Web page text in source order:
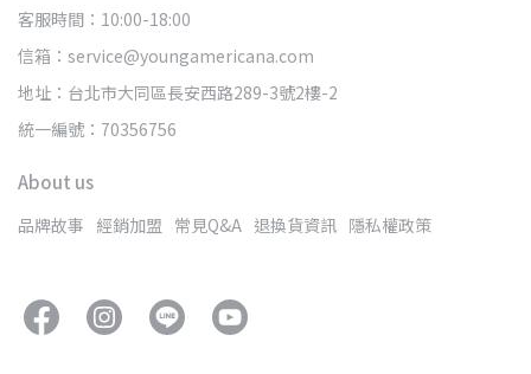
客服時間：10:00-18:00
信箱：service@youngamericana.com
地址：台北市大同區長安西路289-3號2樓-2
統一編號：70356756
About us
品牌故事 經銷加盟 常見Q&A 退換貨資訊 隱私權政策